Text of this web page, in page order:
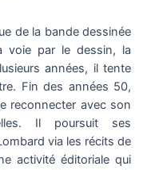
de la bande dessinée
voie par le dessin, la
années, il tente
Fin des années 50,
reconnecter avec son
Il poursuit ses
via les récits de
activité éditoriale qui